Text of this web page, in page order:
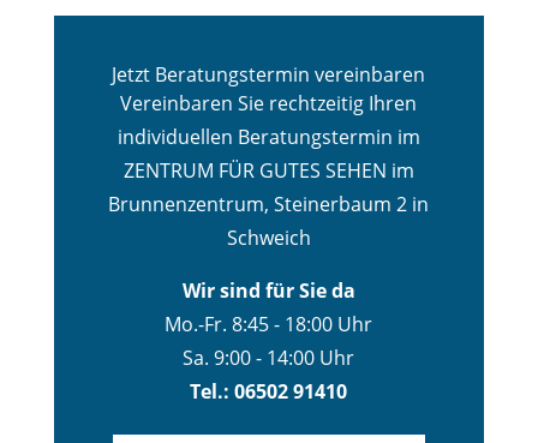
Jetzt Beratungstermin vereinbaren
Vereinbaren Sie rechtzeitig Ihren
individuellen Beratungstermin im
ZENTRUM FÜR GUTES SEHEN im
Brunnenzentrum, Steinerbaum 2 in
Schweich
Wir sind für Sie da
Mo.-Fr. 8:45 - 18:00 Uhr
Sa. 9:00 - 14:00 Uhr
Tel.: 06502 91410